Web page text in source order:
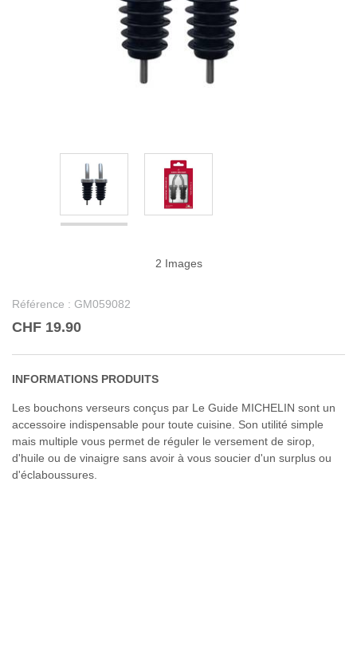
2 Images
Référence : GM059082
CHF 19.90
INFORMATIONS PRODUITS
Les bouchons verseurs conçus par Le Guide MICHELIN sont un
accessoire indispensable pour toute cuisine. Son utilité simple
mais multiple vous permet de réguler le versement de sirop,
d'huile ou de vinaigre sans avoir à vous soucier d'un surplus ou
d'éclaboussures.